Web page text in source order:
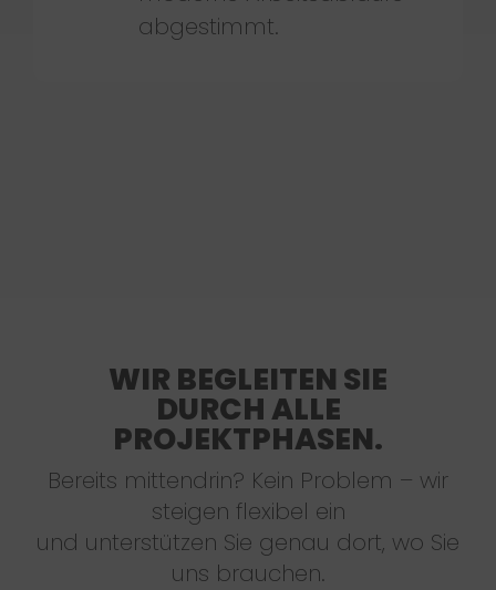
abgestimmt.
WIR BEGLEITEN SIE
DURCH ALLE
PROJEKTPHASEN.
Bereits mittendrin? Kein Problem – wir
steigen flexibel ein
und unterstützen Sie genau dort, wo Sie
uns brauchen.